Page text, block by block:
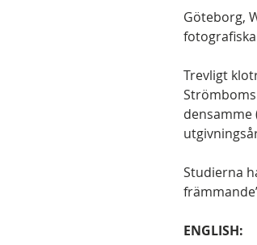
Göteborg,
Trevligt
densamme
Studierna
ENGLISH: